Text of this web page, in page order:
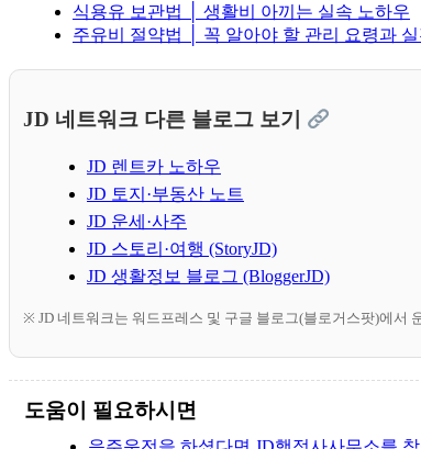
식용유 보관법 │ 생활비 아끼는 실속 노하우
주유비 절약법 │ 꼭 알아야 할 관리 요령과 실
JD 네트워크 다른 블로그 보기
JD 렌트카 노하우
JD 토지·부동산 노트
JD 운세·사주
JD 스토리·여행 (StoryJD)
JD 생활정보 블로그 (BloggerJD)
※ JD 네트워크는 워드프레스 및 구글 블로그(블로거스팟)에서
도움이 필요하시면